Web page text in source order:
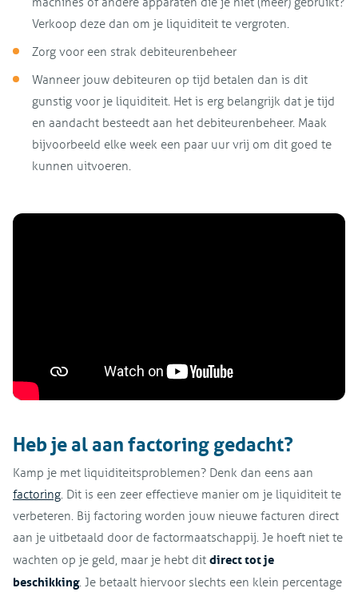
Verkoop deze dan om je liquiditeit te vergroten.
Zorg voor een strak debiteurenbeheer
Wanneer jouw debiteuren op tijd betalen dan is dit
gunstig voor je liquiditeit. Het is erg belangrijk dat je tijd
en aandacht besteedt aan het debiteurenbeheer. Maak
bijvoorbeeld elke week een paar uur vrij om dit goed te
kunnen uitvoeren.
Heb je al aan factoring gedacht?
Kamp je met liquiditeitsproblemen? Denk dan eens aan
factoring. Dit is een zeer effectieve manier om je liquiditeit te
verbeteren. Bij factoring worden jouw nieuwe facturen direct
aan je uitbetaald door de factormaatschappij. Je hoeft niet te
wachten op je geld, maar je hebt dit direct tot je
beschikking. Je betaalt hiervoor slechts een klein percentage